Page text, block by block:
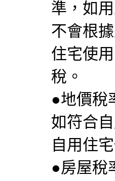
準，如
不會根
住宅使
稅。
●地價稅
如符合
自用住
●房屋稅